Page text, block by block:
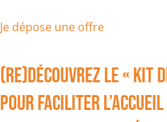
Je dépose une offre
(Re)découvrez le « kit
pour faciliter l’accueil